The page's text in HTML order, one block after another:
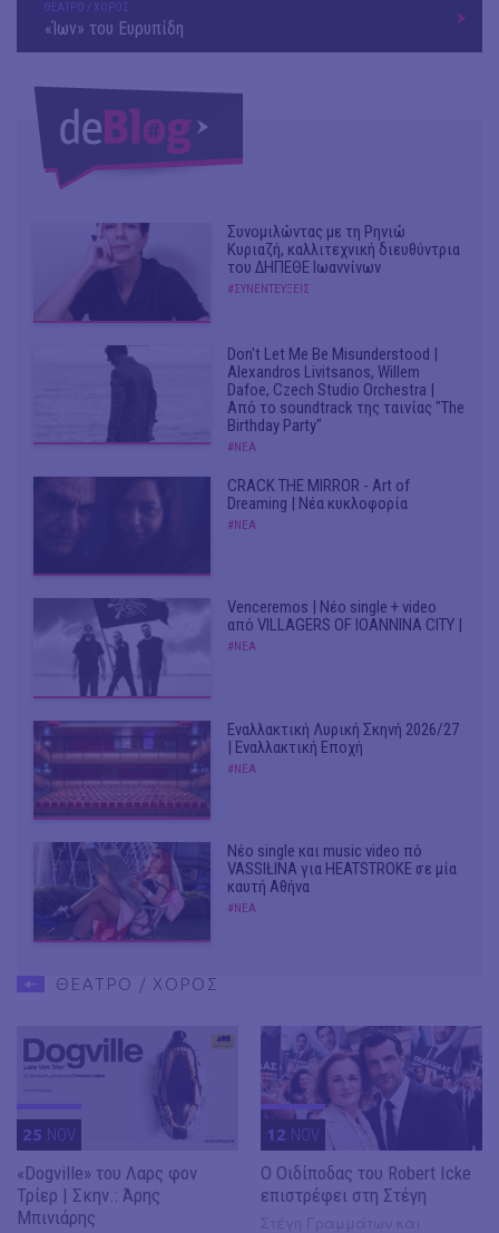
ΘΕΑΤΡΟ / ΧΟΡΟΣ
«Ίων» του Ευρυπίδη
Συνομιλώντας με τη Ρηνιώ
Κυριαζή, καλλιτεχνική διευθύντρια
του ΔΗΠΕΘΕ Ιωαννίνων
#ΣΥΝΕΝΤΕΥΞΕΙΣ
Don't Let Me Be Misunderstood |
Alexandros Livitsanos, Willem
Dafoe, Czech Studio Orchestra |
Από το soundtrack της ταινίας "The
Birthday Party"
#ΝΕΑ
CRACK THE MIRROR - Art of
Dreaming | Νέα κυκλοφορία
#ΝΕΑ
Venceremos | Νέο single + video
από VILLAGERS OF IOANNINA CITY |
#ΝΕΑ
Εναλλακτική Λυρική Σκηνή 2026/27
| Εναλλακτική Εποχή
#ΝΕΑ
Νέο single και music video πό
VASSIŁINA για HEATSTROKE σε μία
καυτή Αθήνα
#ΝΕΑ
ΘΕΑΤΡΟ / ΧΟΡΟΣ
25 NOV
«Dogville» του Λαρς φον
Τρίερ | Σκην.: Άρης
Μπινιάρης
12 NOV
O Οιδίποδας του Robert Icke
επιστρέφει στη Στέγη